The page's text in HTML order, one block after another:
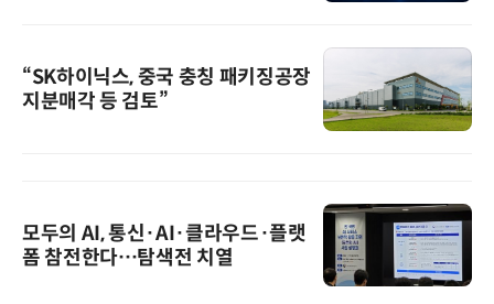
“SK하이닉스, 중국 충칭 패키징공장
지분매각 등 검토”
모두의 AI, 통신·AI·클라우드·플랫
폼 참전한다…탐색전 치열